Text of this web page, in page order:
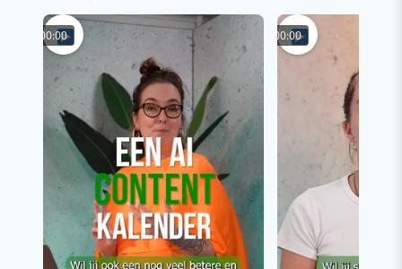
00:00 00:00